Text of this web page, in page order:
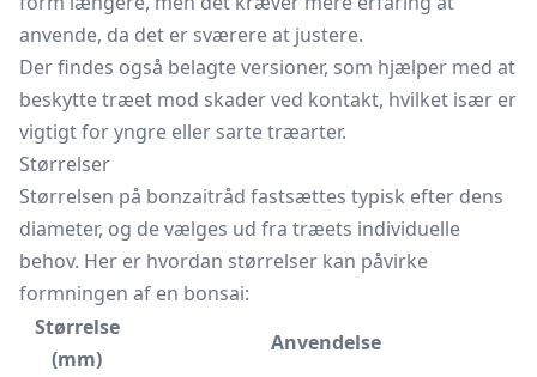
anvende, da det er sværere at justere.
Der findes også belagte versioner, som hjælper med at
beskytte træet mod skader ved kontakt, hvilket især er
vigtigt for yngre eller sarte træarter.
Størrelser
Størrelsen på bonzaitråd fastsættes typisk efter dens
diameter, og de vælges ud fra træets individuelle
behov. Her er hvordan størrelser kan påvirke
formningen af en bonsai:
Størrelse
(mm)
Anvendelse